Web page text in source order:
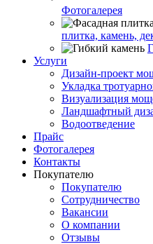
Фотогалерея
плитка, камень,
Услуги
Дизайн-проект
Укладка
Визуализация
Ландшафтный
Водоотведение
Прайс
Фотогалерея
Контакты
Покупателю
Покупателю
Сотрудничество
Вакансии
О компании
Отзывы